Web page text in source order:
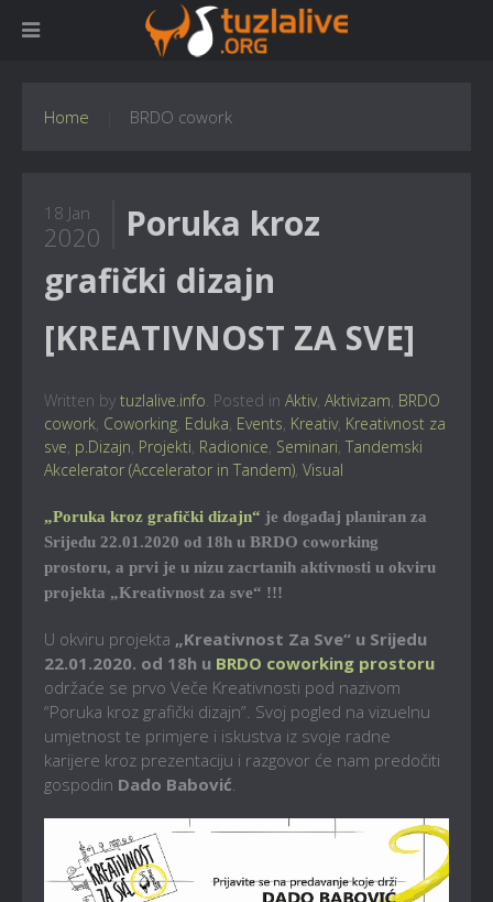
Home BRDO cowork
18 Jan
2020
Poruka kroz
grafički dizajn
[KREATIVNOST ZA SVE]
Written by tuzlalive.info. Posted in Aktiv, Aktivizam, BRDO
cowork, Coworking, Eduka, Events, Kreativ, Kreativnost za
sve, p.Dizajn, Projekti, Radionice, Seminari, Tandemski
Akcelerator (Accelerator in Tandem), Visual
„Poruka kroz grafički dizajn“ je događaj planiran za
Srijedu 22.01.2020 od 18h u BRDO coworking
prostoru, a prvi je u nizu zacrtanih aktivnosti u okviru
projekta „Kreativnost za sve“ !!!
U okviru projekta „Kreativnost Za Sve“ u Srijedu
22.01.2020. od 18h u BRDO coworking prostoru
održaće se prvo Veče Kreativnosti pod nazivom
“Poruka kroz grafički dizajn”. Svoj pogled na vizuelnu
umjetnost te primjere i iskustva iz svoje radne
karijere kroz prezentaciju i razgovor će nam predočiti
gospodin Dado Babović.